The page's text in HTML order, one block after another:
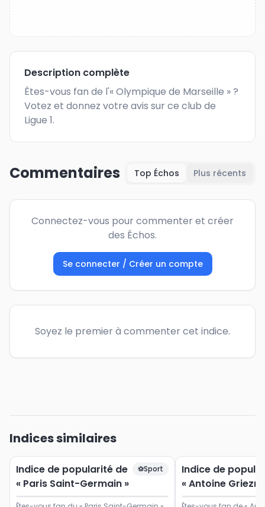
Description complète
Êtes-vous fan de l'« Olympique de Marseille » ?
Votez et donnez votre avis sur ce club de
Ligue 1.
Commentaires Top Échos Plus récents
Connectez-vous pour commenter et créer
des Échos.
Se connecter / Créer un compte
Soyez le premier à commenter cet indice.
Indices similaires
Indice de popularité de
« Paris Saint-Germain »
⚽Sport
Indice de
« Antoine